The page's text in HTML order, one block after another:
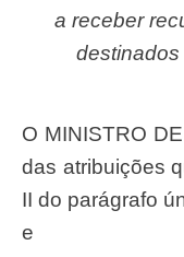
a receber
O MINISTRO DE ESTADO DA SAÚDE, no uso
das atribuições
II do parágrafo
e